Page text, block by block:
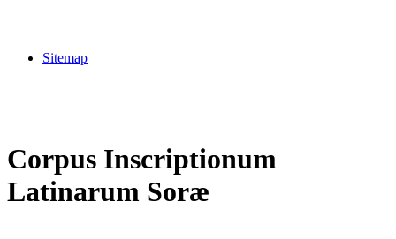
Sitemap
Corpus Inscriptionum
Latinarum Soræ